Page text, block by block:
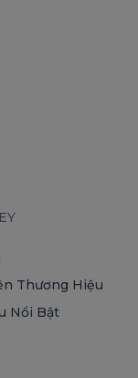
Thương Hiệu
Nổi Bật